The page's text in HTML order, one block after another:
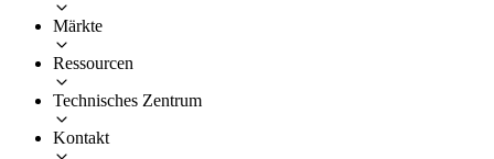
Märkte
Ressourcen
Technisches Zentrum
Kontakt